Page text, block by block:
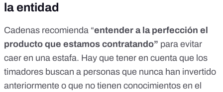
la entidad
Cadenas recomienda “entender a la perfección el
producto que estamos contratando” para evitar
caer en una estafa. Hay que tener en cuenta que los
timadores buscan a personas que nunca han invertido
anteriormente o que no tienen conocimientos en el